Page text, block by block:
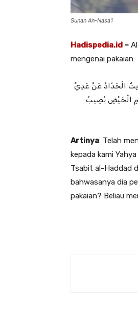
Sunan An-Nasa'i
Hadispedia.id –
mengenai pakaian:
الْحَدَّادُ عَنْ ‌عَدِيِّ
الْحَيْضِ يُصِيبُ
Artinya: Telah
kepada kami
Tsabit al-Haddad
bahwasanya dia
pakaian? Beliau